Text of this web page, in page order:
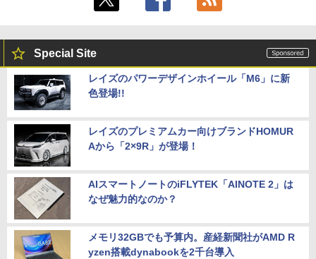
Special Site
レイズのパワーデザインホイール「M6」に新
色登場!!
レイズのプレミアムカー向けブランドHOMUR
Aから「2×9R」が登場！
AIスマートノートのiFLYTEK「AINOTE 2」は
なぜ魅力的なのか？
メモリ32GBでも予算内。産経新聞社がAMD R
yzen搭載dynabookを2千台導入